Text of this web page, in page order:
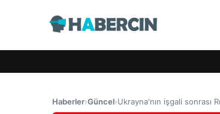
Haberler›Güncel›Ukrayna'nın işgali sonrası